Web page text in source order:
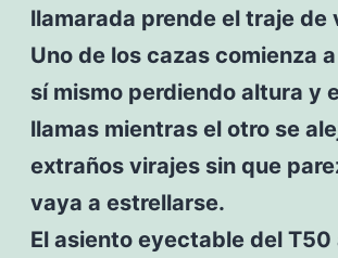
llamarada prende el traje de
Uno de los cazas comienza
sí mismo perdiendo altura y
llamas mientras el otro se
extraños virajes sin que
vaya a estrellarse.
El asiento eyectable del T50